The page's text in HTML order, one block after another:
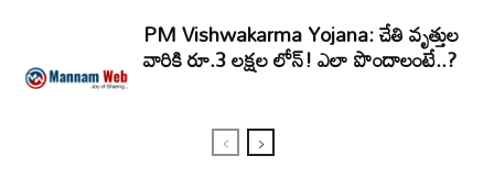
PM Vishwakarma Yojana: చేతి వృత్తుల
వారికి రూ.3 లక్షల లోన్‌! ఎలా పొందాలంటే..?